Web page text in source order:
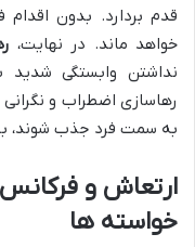
قدم بردارد. بدون
خواهد ماند. در نهایت،
نداشتن وابستگی
رهاسازی اضطراب و
به سمت فرد جذب شوند،
ارتعاش و
خواسته ها